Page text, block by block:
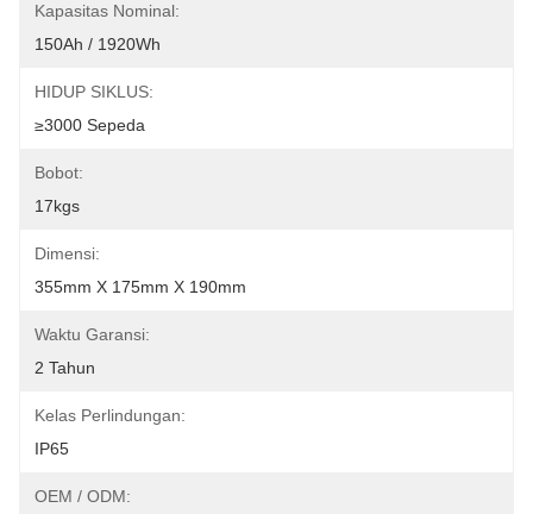
Kapasitas Nominal:
150Ah / 1920Wh
HIDUP SIKLUS:
≥3000 Sepeda
Bobot:
17kgs
Dimensi:
355mm X 175mm X 190mm
Waktu Garansi:
2 Tahun
Kelas Perlindungan:
IP65
OEM / ODM: